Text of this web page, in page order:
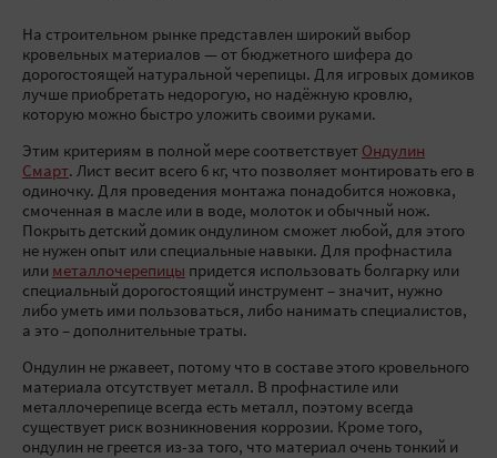
На строительном рынке представлен широкий выбор
кровельных материалов — от бюджетного шифера до
дорогостоящей натуральной черепицы. Для игровых домиков
лучше приобретать недорогую, но надёжную кровлю,
которую можно быстро уложить своими руками.
Этим критериям в полной мере соответствует Ондулин
Смарт. Лист весит всего 6 кг, что позволяет монтировать его в
одиночку. Для проведения монтажа понадобится ножовка,
смоченная в масле или в воде, молоток и обычный нож.
Покрыть детский домик ондулином сможет любой, для этого
не нужен опыт или специальные навыки. Для профнастила
или металлочерепицы придется использовать болгарку или
специальный дорогостоящий инструмент – значит, нужно
либо уметь ими пользоваться, либо нанимать специалистов,
а это – дополнительные траты.
Ондулин не ржавеет, потому что в составе этого кровельного
материала отсутствует металл. В профнастиле или
металлочерепице всегда есть металл, поэтому всегда
существует риск возникновения коррозии. Кроме того,
ондулин не греется из-за того, что материал очень тонкий и